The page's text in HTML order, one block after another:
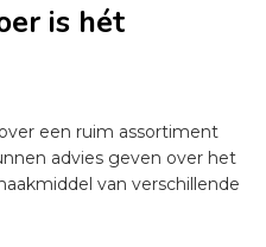
is hét
een ruim assortiment
advies geven over het
van verschillende